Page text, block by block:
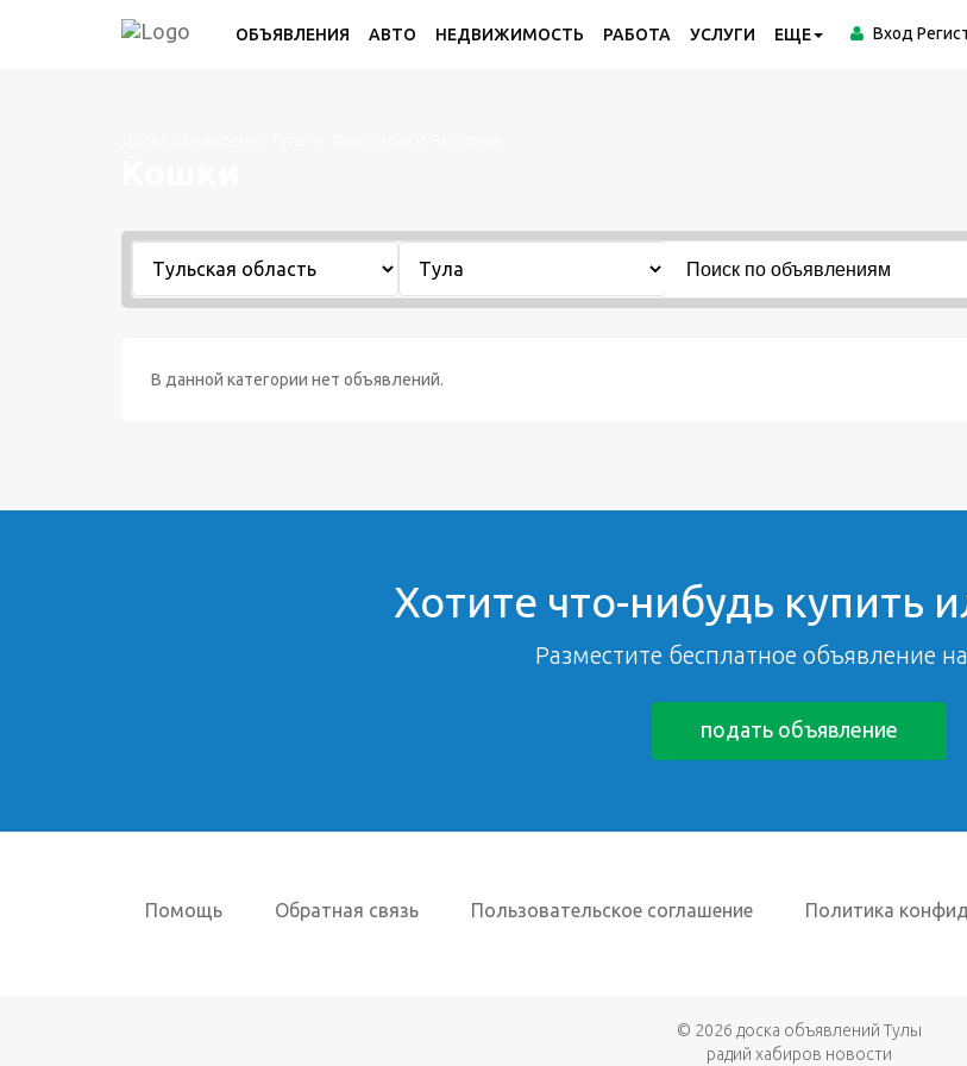
ОБЪЯВЛЕНИЯ АВТО НЕДВИЖИМОСТЬ РАБОТА УСЛУГИ ЕЩЕ Вход
В данной категории нет объявлений.
Хотите что-нибудь купить
Разместите бесплатное объявление
подать объявление
Помощь Обратная связь Пользовательское соглашение Политика
© 2026 доска объявлений Тулы
радий хабиров новости